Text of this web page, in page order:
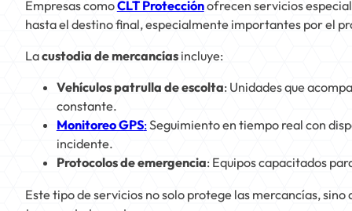
Empresas comoCLT Protecciónofrecen servicios
hasta el destino final, especialmente importantes por el
Lacustodia de mercancíasincluye:
Vehículos patrulla de escolta: Unidades que
constante.
Monitoreo GPS:Seguimiento en tiempo real con
incidente.
Protocolos de emergencia: Equipos capacitados
Este tipo de servicios no solo protege las mercancías,